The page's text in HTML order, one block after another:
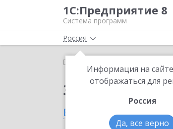
1С:Предприятие 8
Система программ
Россия
Информация на
отображаться для
Россия
Да, все верно
Главная
Заказать
в Губкине